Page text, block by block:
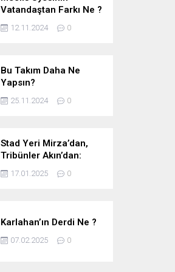
Vatandaştan Farkı Ne ?
12.11.2024 0
Bu Takım Daha Ne
Yapsın?
25.11.2024 0
Stad Yeri Mirza’dan,
Tribünler Akın’dan:
Geriye Bakanlık Kaldı.
17.01.2025 0
Karlahan’ın Derdi Ne ?
07.02.2025 0